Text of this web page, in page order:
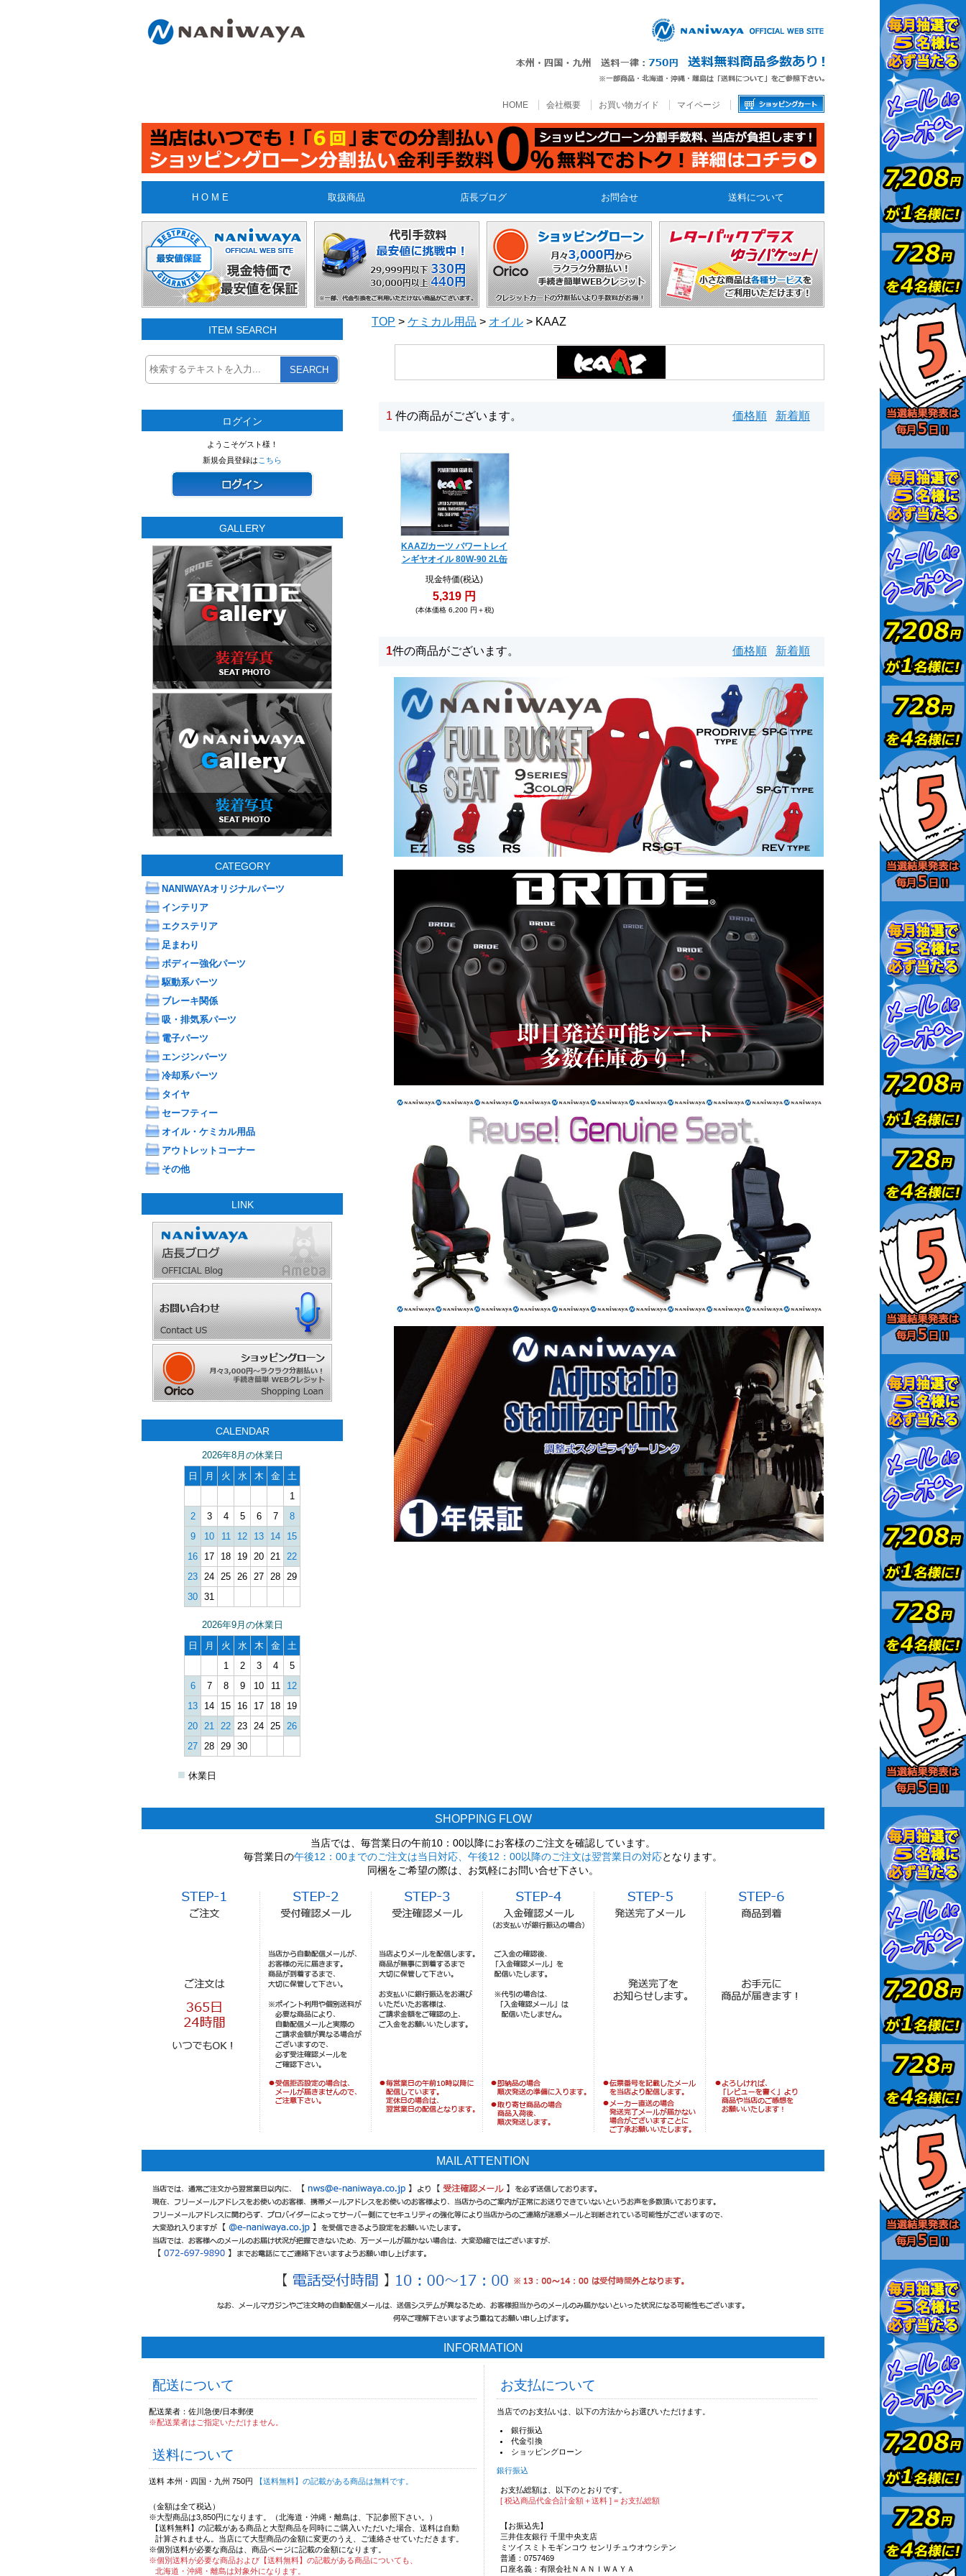
HOME 会社概要 お買い物ガイド マイページ
H O M E 取扱商品 店長ブログ お問合せ 送料について
ITEM SEARCH
SEARCH
ログイン
ようこそゲスト様！
新規会員登録は こちら
GALLERY
CATEGORY
NANIWAYAオリジナルパーツ
インテリア
エクステリア
足まわり
ボディー強化パーツ
駆動系パーツ
ブレーキ関係
吸・排気系パーツ
電子パーツ
エンジンパーツ
冷却系パーツ
タイヤ
セーフティー
オイル・ケミカル用品
アウトレットコーナー
その他
LINK
CALENDAR
2026年8月の休業日
日
月 火 水 木 金
土
1
2
3 4 5 6 7
8
9
10 11 12 13 14
15
16
17 18 19 20 21 22
23 24 25 26 27 28 29
30 31
2026年9月の休業日
日
月 火 水 木 金
土
1
2 3 4
5
6
7 8 9 10 11
12
13
14 15 16 17 18
19
20 21 22 23 24 25 26
27 28 29 30
■ 休業日
TOP > ケミカル用品 > オイル > KAAZ
1 件の商品がございます。 価格順 新着順
KAAZ/カーツ パワートレイ
ンギヤオイル 80W-90 2L缶
現金特価(税込)
5,319 円
(本体価格 6,200 円＋税)
1件の商品がございます。 価格順 新着順
SHOPPING FLOW
当店では、毎営業日の午前10：00以降にお客様のご注文を確認しています。
毎営業日の午後12：00までのご注文は当日対応、午後12：00以降のご注文は翌営業日の対応となります。
同梱をご希望の際は、お気軽にお問い合せ下さい。
MAIL ATTENTION
INFORMATION
配送について
配送業者：佐川急便/日本郵便
※配送業者はご指定いただけません。
送料について
送料 本州・四国・九州 750円 【送料無料】の記載がある商品は無料です。
（金額は全て税込）
※大型商品は3,850円になります。（北海道・沖縄・離島は、下記参照下さい。）
【送料無料】の記載がある商品と大型商品を同時にご購入いただいた場合、送料は自動
計算されません。当店にて大型商品の金額に変更のうえ、ご連絡させていただきます。
※個別送料が必要な商品は、商品ページに記載の金額になります。
※個別送料が必要な商品および【送料無料】の記載がある商品についても、
北海道・沖縄・離島は対象外になります。
お支払について
当店でのお支払いは、以下の方法からお選びいただけます。
銀行振込
代金引換
ショッピングローン
銀行振込
お支払総額は、以下のとおりです。
[ 税込商品代金合計金額＋送料 ] = お支払総額
【お振込先】
三井住友銀行 千里中央支店
ミツイスミトモギンコウ センリチュウオウシテン
普通：0757469
口座名義：有限会社ＮＡＮＩＷＡＹＡ